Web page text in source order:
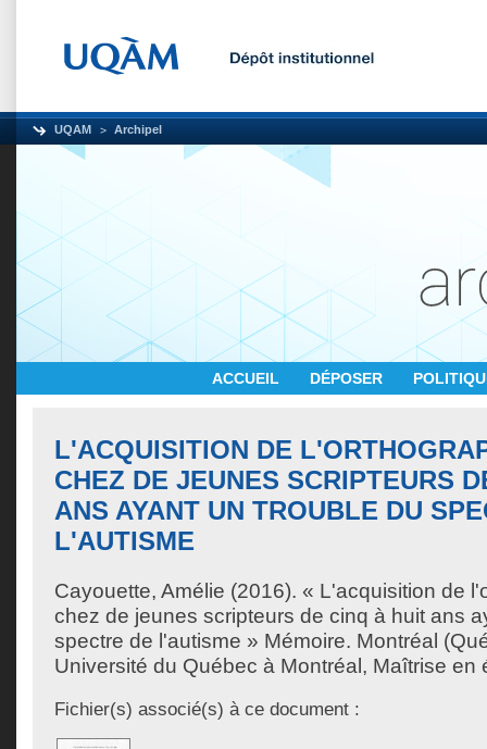
UQAM Archipel
ACCUEIL DÉPOSER
L'ACQUISITION DE
CHEZ DE JEUNES SCRIPTEURS
ANS AYANT UN TROUBLE DU
L'AUTISME
Cayouette, Amélie (2016). « L'acquisition de
chez de jeunes scripteurs de cinq à huit ans
spectre de l'autisme » Mémoire. Montréal
Université du Québec à Montréal, Maîtrise en
Fichier(s) associé(s) à ce document :